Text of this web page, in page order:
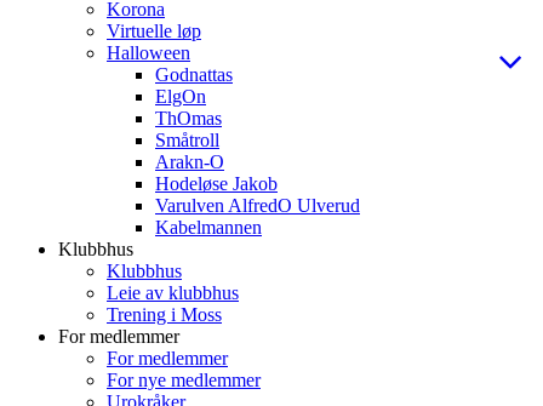
Korona
Virtuelle løp
Halloween
Godnattas
ElgOn
ThOmas
Småtroll
Arakn-O
Hodeløse Jakob
Varulven AlfredO Ulverud
Kabelmannen
Klubbhus
Klubbhus
Leie av klubbhus
Trening i Moss
For medlemmer
For medlemmer
For nye medlemmer
Urokråker